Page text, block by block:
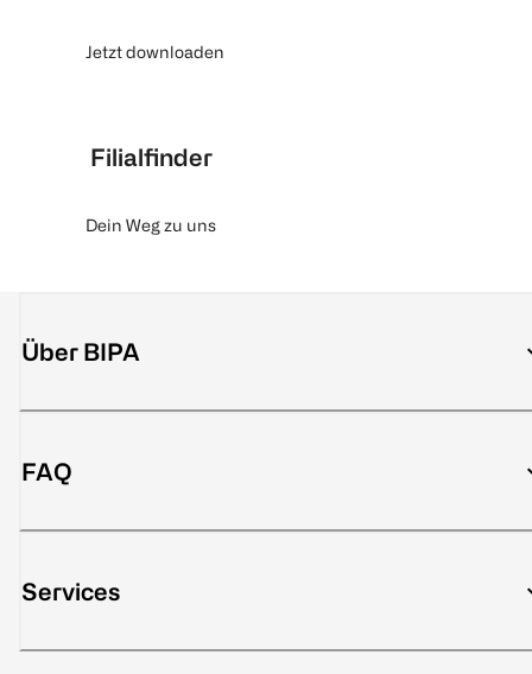
Jetzt downloaden
Filialfinder
Dein Weg zu uns
Über BIPA
FAQ
Services